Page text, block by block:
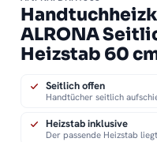
ALRONA
Heizstab 60
Seitlich offen
Handtücher seitlich
Heizstab inklusive
Der passende Heizstab